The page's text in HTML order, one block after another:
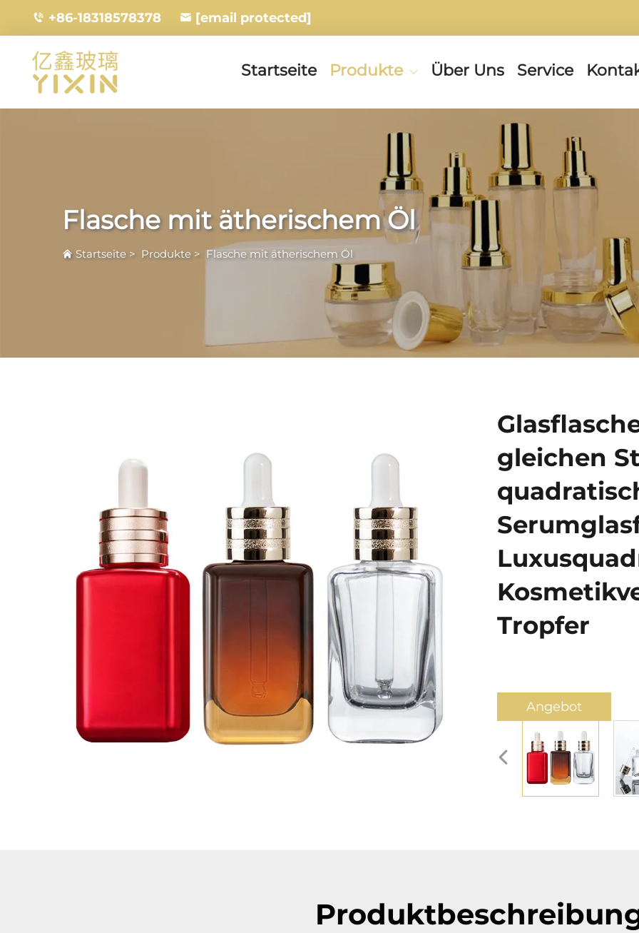
+86-18318578378 [email protected]
Startseite Produkte Über Uns Service
Flasche mit ätherischem Öl
Startseite > Produkte > Flasche mit ätherischem Öl
gleichen
Tropfer
Angebot
anfordern